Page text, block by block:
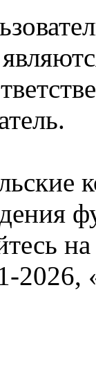
2026,